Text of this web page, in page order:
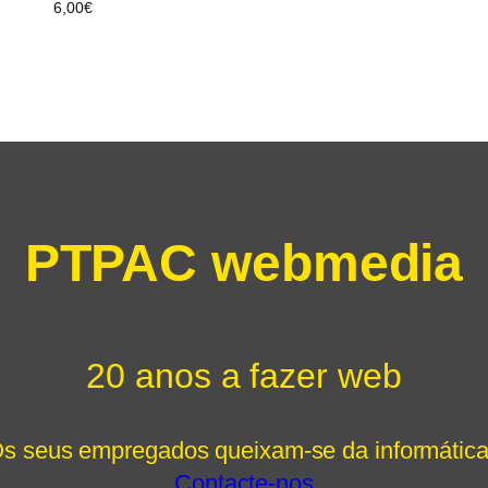
6,00€
PTPAC webmedia
20 anos a fazer web
seus empregados queixam-se da